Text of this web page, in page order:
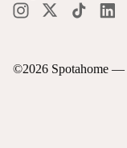
©2026 Spotahome —